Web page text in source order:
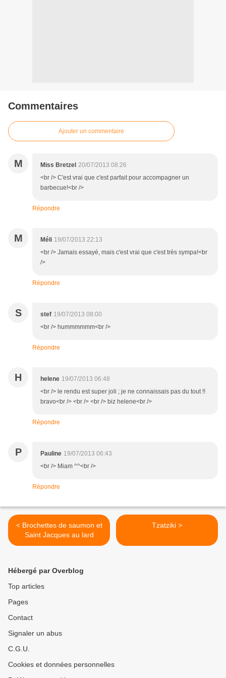
Commentaires
Ajouter un commentaire
M Miss Bretzel 20/07/2013 08:26
<br /> C'est vrai que c'est parfait pour accompagner un
barbecue!<br />
Répondre
M Méli 19/07/2013 22:13
<br /> Jamais essayé, mais c'est vrai que c'est très sympa!<br
/>
Répondre
S stef 19/07/2013 08:00
<br /> hummmmmm<br />
Répondre
H helene 19/07/2013 06:48
<br /> le rendu est super joli ; je ne connaissais pas du tout !!
bravo<br /> <br /> <br /> biz helene<br />
Répondre
P Pauline 19/07/2013 06:43
<br /> Miam ^^<br />
Répondre
< Brochettes de saumon et
Saint Jacques au lard
Tzatziki >
Hébergé par Overblog
Top articles
Pages
Contact
Signaler un abus
C.G.U.
Cookies et données personnelles